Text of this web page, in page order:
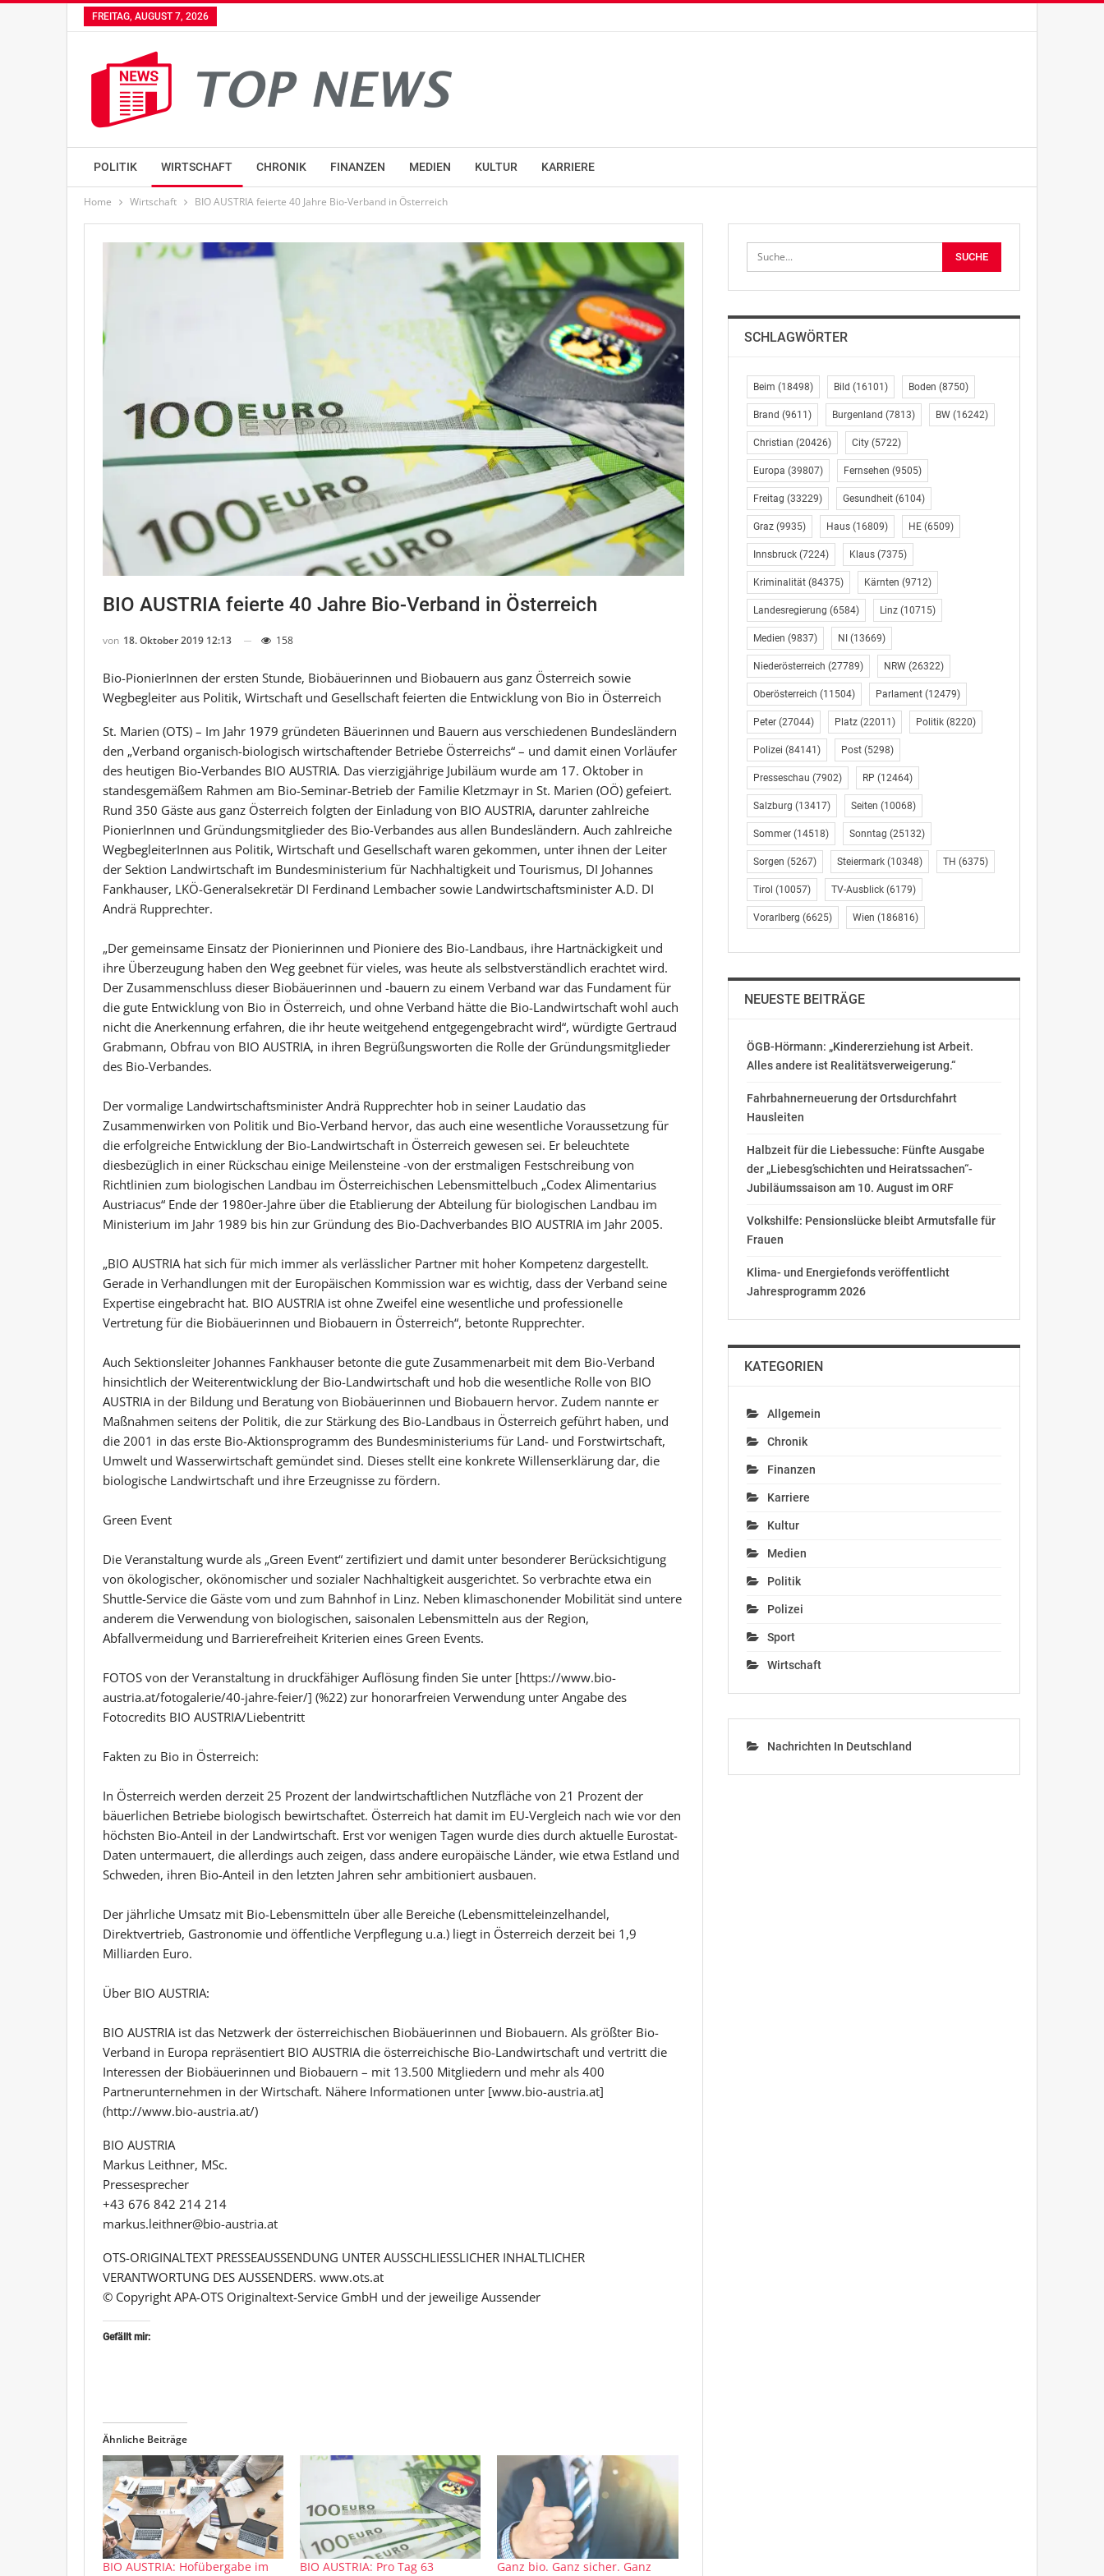
FREITAG, AUGUST 7, 2026
POLITIK WIRTSCHAFT CHRONIK FINANZEN MEDIEN KULTUR KARRIERE
Home Wirtschaft BIO AUSTRIA feierte 40 Jahre Bio-Verband in Österreich
BIO AUSTRIA feierte 40 Jahre Bio-Verband in Österreich
von 18. Oktober 2019 12:13 158
Bio-PionierInnen der ersten Stunde, Biobäuerinnen und Biobauern aus ganz Österreich sowie
Wegbegleiter aus Politik, Wirtschaft und Gesellschaft feierten die Entwicklung von Bio in Österreich
St. Marien (OTS) – Im Jahr 1979 gründeten Bäuerinnen und Bauern aus verschiedenen Bundesländern
den „Verband organisch-biologisch wirtschaftender Betriebe Österreichs“ – und damit einen Vorläufer
des heutigen Bio-Verbandes BIO AUSTRIA. Das vierzigjährige Jubiläum wurde am 17. Oktober in
standesgemäßem Rahmen am Bio-Seminar-Betrieb der Familie Kletzmayr in St. Marien (OÖ) gefeiert.
Rund 350 Gäste aus ganz Österreich folgten der Einladung von BIO AUSTRIA, darunter zahlreiche
PionierInnen und Gründungsmitglieder des Bio-Verbandes aus allen Bundesländern. Auch zahlreiche
WegbegleiterInnen aus Politik, Wirtschaft und Gesellschaft waren gekommen, unter ihnen der Leiter
der Sektion Landwirtschaft im Bundesministerium für Nachhaltigkeit und Tourismus, DI Johannes
Fankhauser, LKÖ-Generalsekretär DI Ferdinand Lembacher sowie Landwirtschaftsminister A.D. DI
Andrä Rupprechter.
„Der gemeinsame Einsatz der Pionierinnen und Pioniere des Bio-Landbaus, ihre Hartnäckigkeit und
ihre Überzeugung haben den Weg geebnet für vieles, was heute als selbstverständlich erachtet wird.
Der Zusammenschluss dieser Biobäuerinnen und -bauern zu einem Verband war das Fundament für
die gute Entwicklung von Bio in Österreich, und ohne Verband hätte die Bio-Landwirtschaft wohl auch
nicht die Anerkennung erfahren, die ihr heute weitgehend entgegengebracht wird“, würdigte Gertraud
Grabmann, Obfrau von BIO AUSTRIA, in ihren Begrüßungsworten die Rolle der Gründungsmitglieder
des Bio-Verbandes.
Der vormalige Landwirtschaftsminister Andrä Rupprechter hob in seiner Laudatio das
Zusammenwirken von Politik und Bio-Verband hervor, das auch eine wesentliche Voraussetzung für
die erfolgreiche Entwicklung der Bio-Landwirtschaft in Österreich gewesen sei. Er beleuchtete
diesbezüglich in einer Rückschau einige Meilensteine -von der erstmaligen Festschreibung von
Richtlinien zum biologischen Landbau im Österreichischen Lebensmittelbuch „Codex Alimentarius
Austriacus“ Ende der 1980er-Jahre über die Etablierung der Abteilung für biologischen Landbau im
Ministerium im Jahr 1989 bis hin zur Gründung des Bio-Dachverbandes BIO AUSTRIA im Jahr 2005.
„BIO AUSTRIA hat sich für mich immer als verlässlicher Partner mit hoher Kompetenz dargestellt.
Gerade in Verhandlungen mit der Europäischen Kommission war es wichtig, dass der Verband seine
Expertise eingebracht hat. BIO AUSTRIA ist ohne Zweifel eine wesentliche und professionelle
Vertretung für die Biobäuerinnen und Biobauern in Österreich“, betonte Rupprechter.
Auch Sektionsleiter Johannes Fankhauser betonte die gute Zusammenarbeit mit dem Bio-Verband
hinsichtlich der Weiterentwicklung der Bio-Landwirtschaft und hob die wesentliche Rolle von BIO
AUSTRIA in der Bildung und Beratung von Biobäuerinnen und Biobauern hervor. Zudem nannte er
Maßnahmen seitens der Politik, die zur Stärkung des Bio-Landbaus in Österreich geführt haben, und
die 2001 in das erste Bio-Aktionsprogramm des Bundesministeriums für Land- und Forstwirtschaft,
Umwelt und Wasserwirtschaft gemündet sind. Dieses stellt eine konkrete Willenserklärung dar, die
biologische Landwirtschaft und ihre Erzeugnisse zu fördern.
Green Event
Die Veranstaltung wurde als „Green Event“ zertifiziert und damit unter besonderer Berücksichtigung
von ökologischer, okönomischer und sozialer Nachhaltigkeit ausgerichtet. So verbrachte etwa ein
Shuttle-Service die Gäste vom und zum Bahnhof in Linz. Neben klimaschonender Mobilität sind untere
anderem die Verwendung von biologischen, saisonalen Lebensmitteln aus der Region,
Abfallvermeidung und Barrierefreiheit Kriterien eines Green Events.
FOTOS von der Veranstaltung in druckfähiger Auflösung finden Sie unter [https://www.bio-
austria.at/fotogalerie/40-jahre-feier/] (%22) zur honorarfreien Verwendung unter Angabe des
Fotocredits BIO AUSTRIA/Liebentritt
Fakten zu Bio in Österreich:
In Österreich werden derzeit 25 Prozent der landwirtschaftlichen Nutzfläche von 21 Prozent der
bäuerlichen Betriebe biologisch bewirtschaftet. Österreich hat damit im EU-Vergleich nach wie vor den
höchsten Bio-Anteil in der Landwirtschaft. Erst vor wenigen Tagen wurde dies durch aktuelle Eurostat-
Daten untermauert, die allerdings auch zeigen, dass andere europäische Länder, wie etwa Estland und
Schweden, ihren Bio-Anteil in den letzten Jahren sehr ambitioniert ausbauen.
Der jährliche Umsatz mit Bio-Lebensmitteln über alle Bereiche (Lebensmitteleinzelhandel,
Direktvertrieb, Gastronomie und öffentliche Verpflegung u.a.) liegt in Österreich derzeit bei 1,9
Milliarden Euro.
Über BIO AUSTRIA:
BIO AUSTRIA ist das Netzwerk der österreichischen Biobäuerinnen und Biobauern. Als größter Bio-
Verband in Europa repräsentiert BIO AUSTRIA die österreichische Bio-Landwirtschaft und vertritt die
Interessen der Biobäuerinnen und Biobauern – mit 13.500 Mitgliedern und mehr als 400
Partnerunternehmen in der Wirtschaft. Nähere Informationen unter [www.bio-austria.at]
(http://www.bio-austria.at/)
BIO AUSTRIA
Markus Leithner, MSc.
Pressesprecher
+43 676 842 214 214
markus.leithner@bio-austria.at
OTS-ORIGINALTEXT PRESSEAUSSENDUNG UNTER AUSSCHLIESSLICHER INHALTLICHER
VERANTWORTUNG DES AUSSENDERS. www.ots.at
© Copyright APA-OTS Originaltext-Service GmbH und der jeweilige Aussender
Gefällt mir:
Ähnliche Beiträge
BIO AUSTRIA: Hofübergabe im
BIO AUSTRIA: Pro Tag 63
Ganz bio. Ganz sicher. Ganz
SCHLAGWÖRTER
Beim (18498) Bild (16101) Boden (8750)
Brand (9611) Burgenland (7813) BW(16242)
Christian (20426) City(5722)
Europa (39807) Fernsehen (9505)
Freitag (33229) Gesundheit(6104)
Graz(9935) Haus(16809) HE(6509)
Innsbruck(7224) Klaus(7375)
Kriminalität(84375) Kärnten (9712)
Landesregierung (6584) Linz(10715)
Medien (9837) NI (13669)
Niederösterreich (27789) NRW(26322)
Oberösterreich (11504) Parlament(12479)
Peter(27044) Platz(22011) Politik(8220)
Polizei (84141) Post(5298)
Presseschau (7902) RP (12464)
Salzburg (13417) Seiten (10068)
Sommer(14518) Sonntag (25132)
Sorgen (5267) Steiermark(10348) TH (6375)
Tirol (10057) TV-Ausblick(6179)
Vorarlberg (6625) Wien (186816)
NEUESTE BEITRÄGE
ÖGB-Hörmann: „Kindererziehung ist Arbeit.
Alles andere ist Realitätsverweigerung.“
Fahrbahnerneuerung der Ortsdurchfahrt
Hausleiten
Halbzeit für die Liebessuche: Fünfte Ausgabe
der „Liebesg’schichten und Heiratssachen“-
Jubiläumssaison am 10. August im ORF
Volkshilfe: Pensionslücke bleibt Armutsfalle für
Frauen
Klima- und Energiefonds veröffentlicht
Jahresprogramm 2026
KATEGORIEN
Allgemein
Chronik
Finanzen
Karriere
Kultur
Medien
Politik
Polizei
Sport
Wirtschaft
Nachrichten In Deutschland